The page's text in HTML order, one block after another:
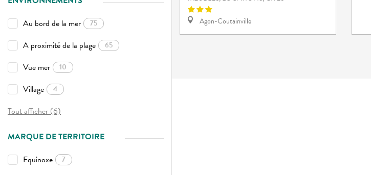
Au bord de la mer
75
A proximité de la plage 65
Vue mer 10
Village 4
Tout afficher (6)
MARQUE DE TERRITOIRE
Equinoxe
7
Agon-Coutainville